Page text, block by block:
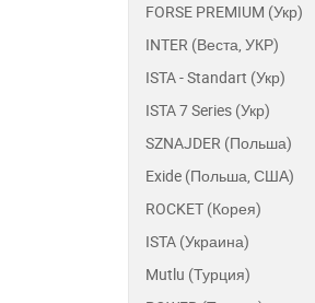
FORSE PREMIUM (Укр)
INTER (Веста, УКР)
ISTA - Standart (Укр)
ISTA 7 Series (Укр)
SZNAJDER (Польша)
Exide (Польша, США)
ROCKET (Корея)
ISTA (Украина)
Mutlu (Турция)